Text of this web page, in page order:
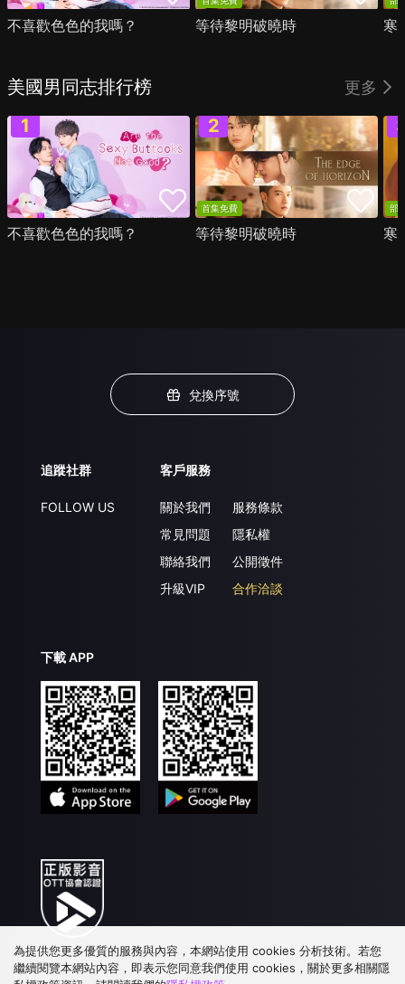
不喜歡色色的我嗎？ 等待黎明破曉時 寒
美國男同志排行榜 更多
不喜歡色色的我嗎？
首集免費
等待黎明破曉時
部
寒
兌換序號
追蹤社群
FOLLOW US
客戶服務
關於我們
常見問題
聯絡我們
升級VIP
服務條款
隱私權
公開徵件
合作洽談
下載 APP
為提供您更多優質的服務與內容，本網站使用 cookies 分析技術。若您
繼續閱覽本網站內容，即表示您同意我們使用 cookies，關於更多相關隱